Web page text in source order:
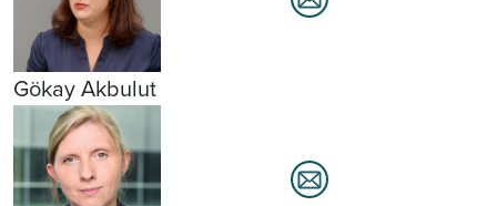
Gökay Akbulut